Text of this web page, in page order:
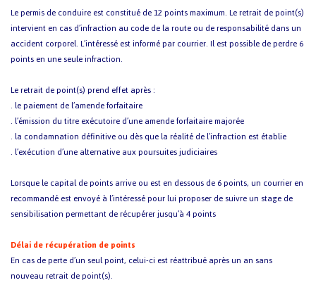
Le permis de conduire est constitué de 12 points maximum. Le retrait de point(s)
intervient en cas d’infraction au code de la route ou de responsabilité dans un
accident corporel. L’intéressé est informé par courrier. Il est possible de perdre 6
points en une seule infraction.
Le retrait de point(s) prend effet après :
. le paiement de l’amende forfaitaire
. l’émission du titre exécutoire d’une amende forfaitaire majorée
. la condamnation définitive ou dès que la réalité de l’infraction est établie
. l’exécution d’une alternative aux poursuites judiciaires
Lorsque le capital de points arrive ou est en dessous de 6 points, un courrier en
recommandé est envoyé à l’intéressé pour lui proposer de suivre un stage de
sensibilisation permettant de récupérer jusqu’à 4 points
Délai de récupération de points
En cas de perte d’un seul point, celui-ci est réattribué après un an sans
nouveau retrait de point(s).